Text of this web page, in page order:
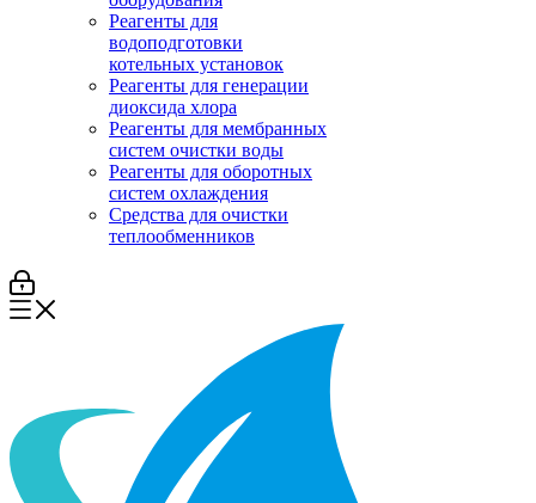
Реагенты для
водоподготовки
котельных установок
Реагенты для генерации
диоксида хлора
Реагенты для мембранных
систем очистки воды
Реагенты для оборотных
систем охлаждения
Средства для очистки
теплообменников